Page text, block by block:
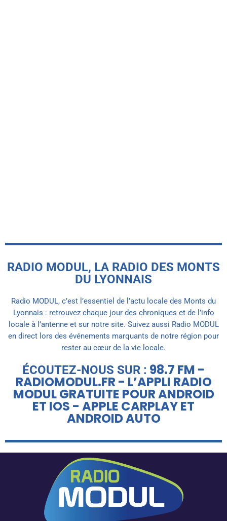
RADIO MODUL, LA RADIO DES MONTS
DU LYONNAIS
Radio MODUL, c’est l’essentiel de l’actu locale des Monts du
Lyonnais : retrouvez chaque jour des chroniques et de l’info
locale à l’antenne et sur notre site. Suivez aussi Radio MODUL
en direct lors des événements marquants de notre région pour
rester au cœur de la vie locale.
ÉCOUTEZ-NOUS SUR : 98.7 FM -
RADIOMODUL.FR - L’APPLI RADIO
MODUL GRATUITE POUR ANDROID
ET IOS - APPLE CARPLAY ET
ANDROID AUTO